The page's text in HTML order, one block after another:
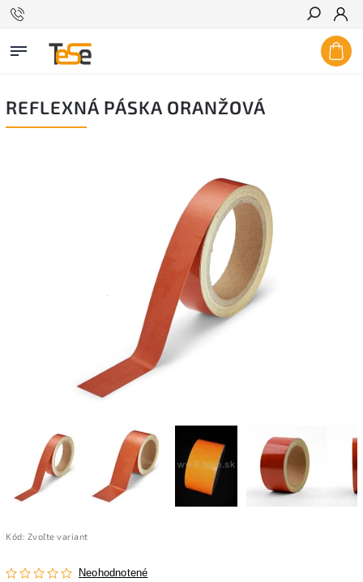
Hľadať
REFLEXNÁ PÁSKA ORANŽOVÁ
Kód: Zvoľte variant
Neohodnotené